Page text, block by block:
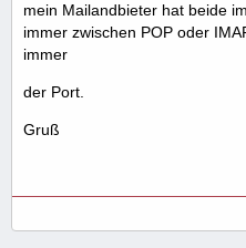
mein Mailandbieter hat beide
immer zwischen POP oder
immer
der Port.
Gruß